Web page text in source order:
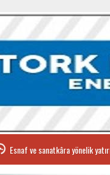
Esnaf ve sanatkâra yönelik